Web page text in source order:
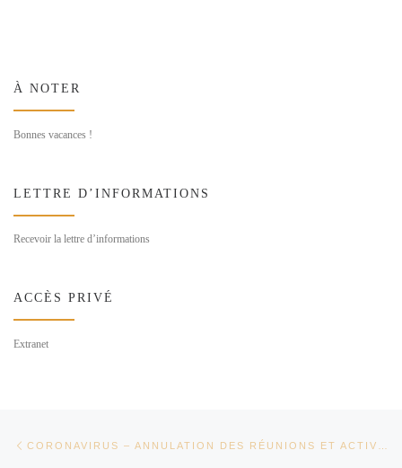
À NOTER
Bonnes vacances !
LETTRE D’INFORMATIONS
Recevoir la lettre d’informations
ACCÈS PRIVÉ
Extranet